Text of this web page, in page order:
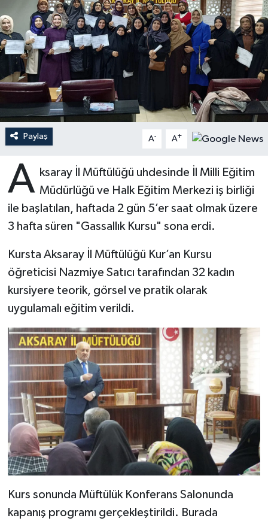
Paylaş A- A+
A ksaray İl Müftülüğü uhdesinde İl Milli Eğitim
Müdürlüğü ve Halk Eğitim Merkezi iş birliği
ile başlatılan, haftada 2 gün 5’er saat olmak üzere
3 hafta süren "Gassallık Kursu" sona erdi.
Kursta Aksaray İl Müftülüğü Kur’an Kursu
öğreticisi Nazmiye Satıcı tarafından 32 kadın
kursiyere teorik, görsel ve pratik olarak
uygulamalı eğitim verildi.
Kurs sonunda Müftülük Konferans Salonunda
kapanış programı gerçekleştirildi. Burada
Ardahan Müftülüğü
Artvin Müftülüğü
Aydın Müftülüğü
Balıkesir Müftülüğü
Bartın Müftülüğü
Batman Müftülüğü
Bayburt Müftülüğü
Bingöl Müftülüğü
Bitlis Müftülüğü
Bolu Müftülüğü
Burdur Müftülüğü
Bursa Müftülüğü
Çanakkale Müftülüğü
Çankırı Müftülüğü
Denizli Müftülüğü
Kudüs
Kurban
Mukabele
Peygamberimizin Hayatı
Ramazan
Sahabeler
Zekat
Hutbeler
DİYANET AKADEMİ
DİYANET GENÇLİK
DİYANET RADYO/TV
DEPREM
Dünya
Eğitim
Aile
Sağlık
Makaleler
Ekonomi
Duyurular
Podcast
Bilim, Teknoloji
Diyanet TV